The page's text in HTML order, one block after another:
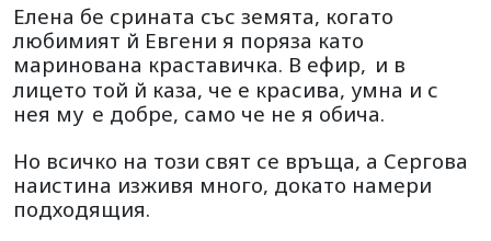
Елена бе срината със земята, когато
любимият й Евгени я поряза като
маринована краставичка. В ефир, и в
лицето той й каза, че е красива, умна и с
нея му е добре, само че не я обича.
Но всичко на този свят се връща, а Сергова
наистина изживя много, докато намери
подходящия.